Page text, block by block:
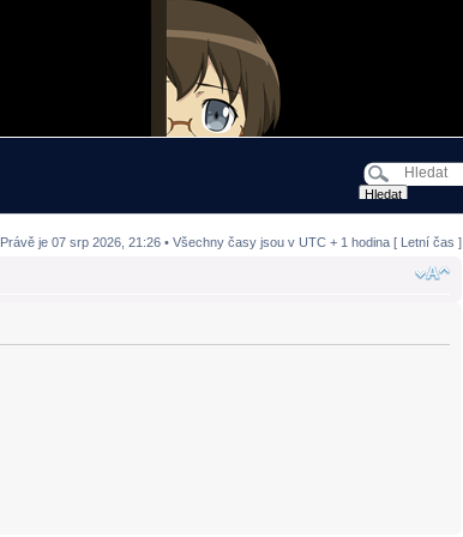
Právě je 07 srp 2026, 21:26 • Všechny časy jsou v UTC + 1 hodina [ Letní čas ]